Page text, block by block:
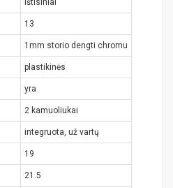
ištisiniai
13
1mm storio dengti chromu
plastikinės
yra
2 kamuoliukai
integruota, už vartų
19
21.5